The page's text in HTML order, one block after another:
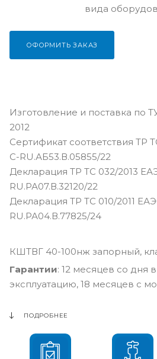
Изготовление и поставка по
2012
Сертификат соответствия ТР
С-RU.АБ53.В.05855/22
Декларация ТР ТС 032/2013
RU.РА07.В.32120/22
Декларация ТР ТС 010/2011
RU.РА04.В.77825/24
КШТВГ 40-100нж запорный,
Гарантии: 12 месяцев со дня
эксплуатацию, 18 месяцев с
ПОДРОБНЕЕ
вида
ОФОРМИТЬ ЗАКАЗ